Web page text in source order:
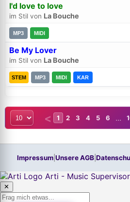
I'd love to love
im Stil von La Bouche
MP3 MIDI
Be My Lover
im Stil von La Bouche
STEM MP3 MIDI KAR
< 1 2 3 4 5 6 ...
Impressum| Unsere AGB|
Arti - Music Supervisor
✕